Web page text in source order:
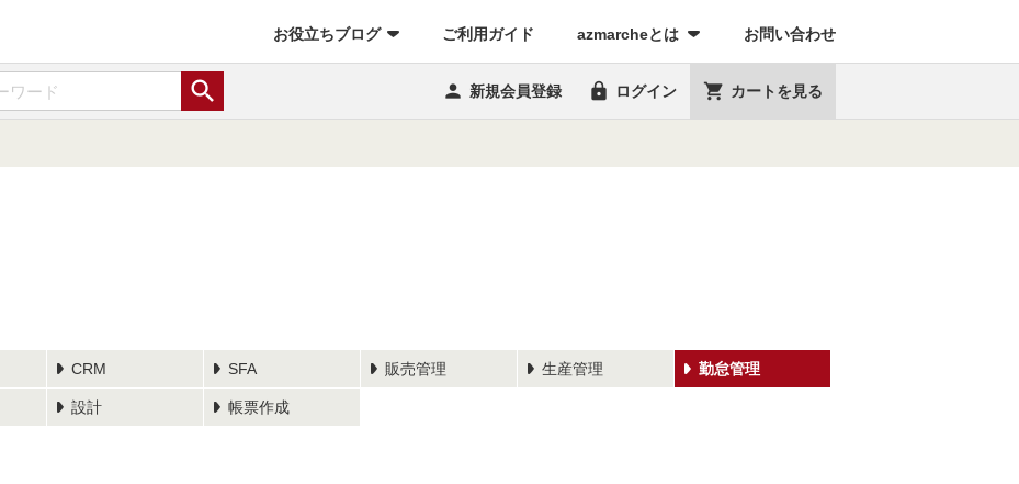
お役立ちブログ ご利用ガイド (current)azmarcheとは お問い合わせ
  新規会員登録  ログイン  カートを見る
CRM SFA 販売管理 生産管理 勤怠管理
設計 帳票作成